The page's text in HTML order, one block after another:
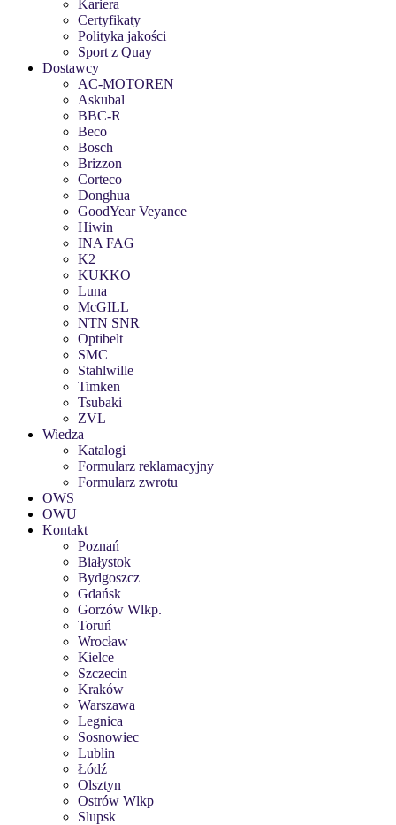
Kariera
Certyfikaty
Polityka jakości
Sport z Quay
Dostawcy
AC-MOTOREN
Askubal
BBC-R
Beco
Bosch
Brizzon
Corteco
Donghua
GoodYear Veyance
Hiwin
INA FAG
K2
KUKKO
Luna
McGILL
NTN SNR
Optibelt
SMC
Stahlwille
Timken
Tsubaki
ZVL
Wiedza
Katalogi
Formularz reklamacyjny
Formularz zwrotu
OWS
OWU
Kontakt
Poznań
Białystok
Bydgoszcz
Gdańsk
Gorzów Wlkp.
Toruń
Wrocław
Kielce
Szczecin
Kraków
Warszawa
Legnica
Sosnowiec
Lublin
Łódź
Olsztyn
Ostrów Wlkp
Slupsk